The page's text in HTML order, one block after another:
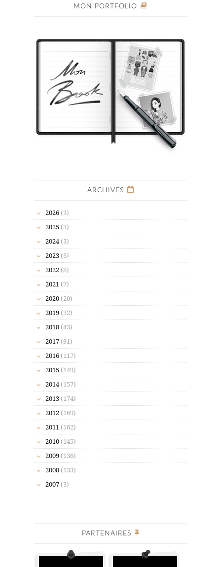
MON PORTFOLIO
ARCHIVES
2026 (3)
2025 (3)
2024 (3)
2023 (3)
2022 (8)
2021 (7)
2020 (20)
2019 (32)
2018 (43)
2017 (91)
2016 (117)
2015 (149)
2014 (157)
2013 (174)
2012 (169)
2011 (162)
2010 (145)
2009 (136)
2008 (133)
2007 (3)
PARTENAIRES